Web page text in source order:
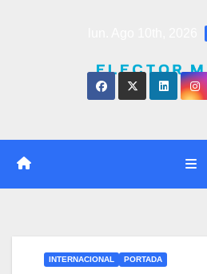
INTERNACIONAL PORTADA